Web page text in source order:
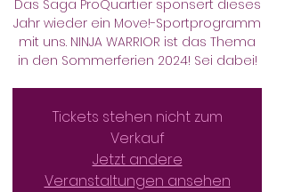
Das Saga ProQuartier sponsert dieses
Jahr wieder ein Move!-Sportprogramm
mit uns. NINJA WARRIOR ist das Thema
in den Sommerferien 2024! Sei dabei!
Tickets stehen nicht zum
Verkauf
Jetzt andere
Veranstaltungen ansehen